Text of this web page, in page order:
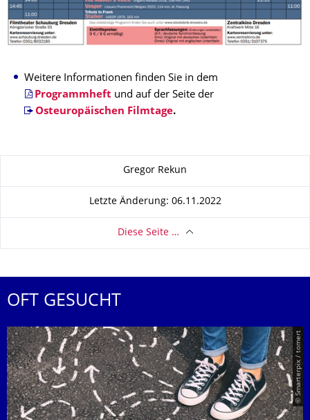
Weitere Informationen finden Sie in dem
Programmheft und auf der Seite der
Osteuropäischen Filmtage.
Gregor Rekun
Letzte Änderung: 06.11.2022
Diese Seite …
OFT GESUCHT
© Smarterpix / tomert